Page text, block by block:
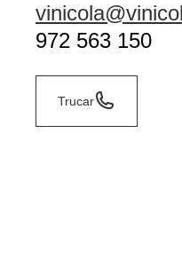
972 563 150
Trucar